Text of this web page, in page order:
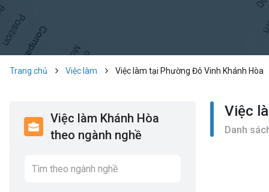
Trang chủ Việc làm Việc làm tại Phường Đô Vinh Khánh Hòa
Việc làm Khánh Hòa
theo ngành nghề
Việc
Danh